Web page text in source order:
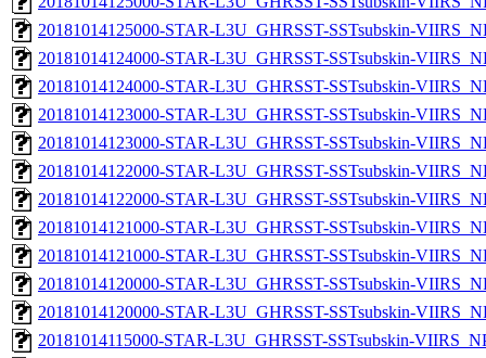
20181014125000-STAR-L3U_GHRSST-SSTsubskin-
20181014124000-STAR-L3U_GHRSST-SSTsubskin-
20181014124000-STAR-L3U_GHRSST-SSTsubskin-
20181014123000-STAR-L3U_GHRSST-SSTsubskin-
20181014123000-STAR-L3U_GHRSST-SSTsubskin-
20181014122000-STAR-L3U_GHRSST-SSTsubskin-
20181014122000-STAR-L3U_GHRSST-SSTsubskin-
20181014121000-STAR-L3U_GHRSST-SSTsubskin-
20181014121000-STAR-L3U_GHRSST-SSTsubskin-
20181014120000-STAR-L3U_GHRSST-SSTsubskin-
20181014120000-STAR-L3U_GHRSST-SSTsubskin-
20181014115000-STAR-L3U_GHRSST-SSTsubskin-